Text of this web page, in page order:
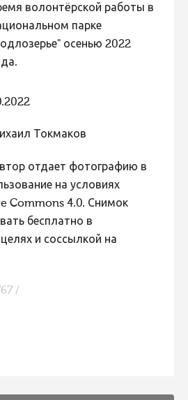
волонтёрской работы в
парке
осенью 2022
Токмаков
отдает фотографию в
на условиях
Commons 4.0. Снимок
бесплатно в
и соссылкой на
/